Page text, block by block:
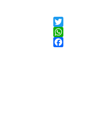
Twitter